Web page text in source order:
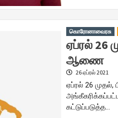
கொரோனாவைரசு
ஏப்ரல் 26
ஆணை
26 ஏப்ரல் 2021
ஏப்ரல் 26
கட்டுப்படுத்த…